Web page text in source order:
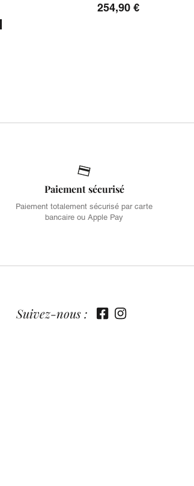
254,90 €
Paiement sécurisé
Paiement totalement sécurisé par carte
bancaire ou Apple Pay
Suivez-nous :